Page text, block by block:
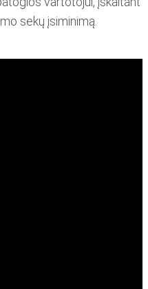
sekų įsiminimą.